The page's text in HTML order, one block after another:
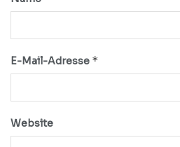
E-Mail-Adresse *
Website